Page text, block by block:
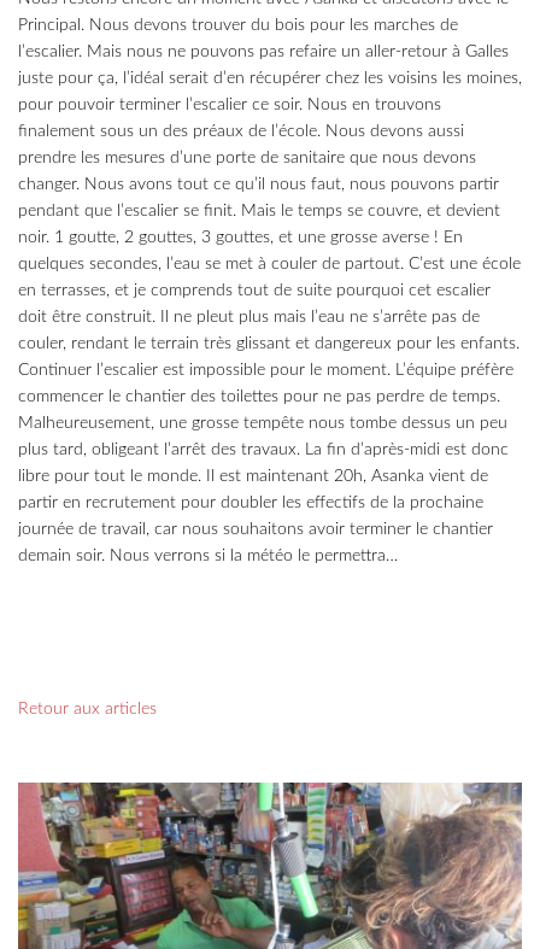
Principal. Nous devons trouver du bois pour les marches de
l’escalier. Mais nous ne pouvons pas refaire un aller-retour à Galles
juste pour ça, l’idéal serait d’en récupérer chez les voisins les moines,
pour pouvoir terminer l’escalier ce soir. Nous en trouvons
finalement sous un des préaux de l’école. Nous devons aussi
prendre les mesures d’une porte de sanitaire que nous devons
changer. Nous avons tout ce qu’il nous faut, nous pouvons partir
pendant que l’escalier se finit. Mais le temps se couvre, et devient
noir. 1 goutte, 2 gouttes, 3 gouttes, et une grosse averse ! En
quelques secondes, l’eau se met à couler de partout. C’est une école
en terrasses, et je comprends tout de suite pourquoi cet escalier
doit être construit. Il ne pleut plus mais l’eau ne s’arrête pas de
couler, rendant le terrain très glissant et dangereux pour les enfants.
Continuer l’escalier est impossible pour le moment. L’équipe préfère
commencer le chantier des toilettes pour ne pas perdre de temps.
Malheureusement, une grosse tempête nous tombe dessus un peu
plus tard, obligeant l’arrêt des travaux. La fin d’après-midi est donc
libre pour tout le monde. Il est maintenant 20h, Asanka vient de
partir en recrutement pour doubler les effectifs de la prochaine
journée de travail, car nous souhaitons avoir terminer le chantier
demain soir. Nous verrons si la météo le permettra…
Retour aux articles